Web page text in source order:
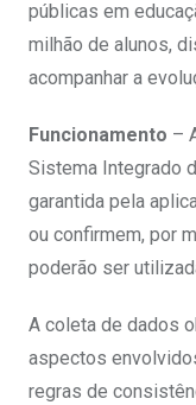
públicas em
milhão de alunos,
acompanhar a
Funcionamento –
Sistema Integrado
garantida pela
ou confirmem, por
poderão ser
A coleta de dados
aspectos
regras de